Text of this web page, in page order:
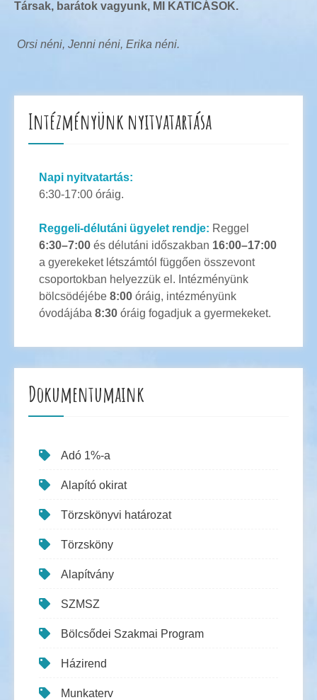
Társak, barátok vagyunk, MI KATICÁSOK.
Orsi néni, Jenni néni, Erika néni.
Intézményünk nyitvatartása
Napi nyitvatartás:
6:30-17:00 óráig.
Reggeli-délutáni ügyelet rendje: Reggel
6:30–7:00 és délutáni időszakban 16:00–17:00
a gyerekeket létszámtól függően összevont
csoportokban helyezzük el. Intézményünk
bölcsödéjébe 8:00 óráig, intézményünk
óvodájába 8:30 óráig fogadjuk a gyermekeket.
Dokumentumaink
Adó 1%-a
Alapító okirat
Törzskönyvi határozat
Törzsköny
Alapítvány
SZMSZ
Bölcsődei Szakmai Program
Házirend
Munkaterv